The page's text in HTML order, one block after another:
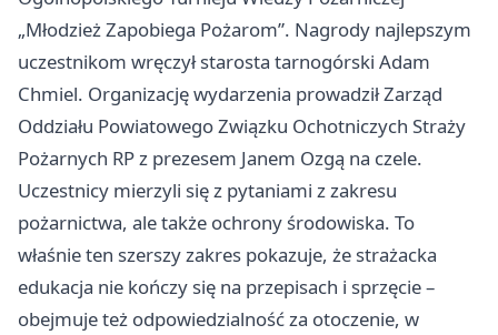
„Młodzież Zapobiega Pożarom”. Nagrody najlepszym
uczestnikom wręczył starosta tarnogórski Adam
Chmiel. Organizację wydarzenia prowadził Zarząd
Oddziału Powiatowego Związku Ochotniczych Straży
Pożarnych RP z prezesem Janem Ozgą na czele.
Uczestnicy mierzyli się z pytaniami z zakresu
pożarnictwa, ale także ochrony środowiska. To
właśnie ten szerszy zakres pokazuje, że strażacka
edukacja nie kończy się na przepisach i sprzęcie –
obejmuje też odpowiedzialność za otoczenie, w